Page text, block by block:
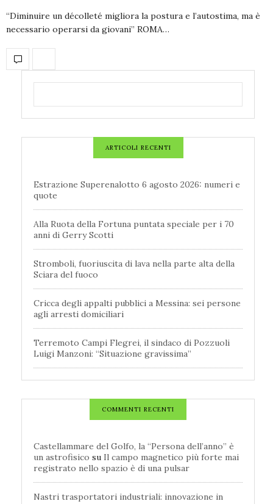
“Diminuire un décolleté migliora la postura e l’autostima, ma è
necessario operarsi da giovani” ROMA…
ARTICOLI RECENTI
Estrazione Superenalotto 6 agosto 2026: numeri e
quote
Alla Ruota della Fortuna puntata speciale per i 70
anni di Gerry Scotti
Stromboli, fuoriuscita di lava nella parte alta della
Sciara del fuoco
Cricca degli appalti pubblici a Messina: sei persone
agli arresti domiciliari
Terremoto Campi Flegrei, il sindaco di Pozzuoli
Luigi Manzoni: “Situazione gravissima”
COMMENTI RECENTI
Castellammare del Golfo, la “Persona dell’anno” è
un astrofisico su Il campo magnetico più forte mai
registrato nello spazio è di una pulsar
Nastri trasportatori industriali: innovazione in